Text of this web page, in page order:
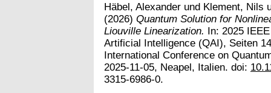
Häbel, Alexander und Klement, Nils
(2026) Quantum Solution for
Liouville Linearization. In: 2025
Artificial Intelligence (QAI), Seiten
International Conference on
2025-11-05, Neapel, Italien. doi:
3315-6986-0.